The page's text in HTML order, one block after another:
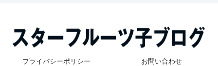
プライバシーポリシー
お問い合わせ